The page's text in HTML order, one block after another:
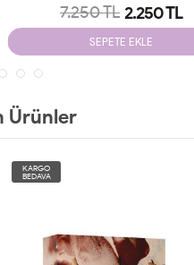
7.250 TL 2.250 TL
SEPETE EKLE
Ürünler
KARGO
BEDAVA